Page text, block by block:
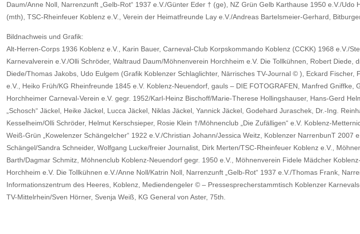
Daum/Anne Noll, Narrenzunft „Gelb-Rot“ 1937 e.V./Günter Eder † (ge), NZ Grün Gelb Karthause 1950 e.V./
(mth), TSC-Rheinfeuer Koblenz e.V., Verein der Heimatfreunde Lay e.V./Andreas Bartelsmeier-Gerhard,
Bildnachweis und Grafik:
Alt-Herren-Corps 1936 Koblenz e.V., Karin Bauer, Carneval-Club Korpskommando Koblenz (CCKK) 1968 e.V./
Karnevalverein e.V./Olli Schröder, Waltraud Daum/Möhnenverein Horchheim e.V. Die Tollkühnen, Robert
Diede/Thomas Jakobs, Udo Eulgem (Grafik Koblenzer Schlaglichter, Närrisches TV-Journal © ), Eckard
e.V., Heiko Früh/KG Rheinfreunde 1845 e.V. Koblenz-Neuendorf, gauls – DIE FOTOGRAFEN, Manfred
Horchheimer Carneval-Verein e.V. gegr. 1952/Karl-Heinz Bischoff/Marie-Therese Hollingshauser, Hans-Gerd
„Schosch“ Jäckel, Heike Jäckel, Lucca Jäckel, Niklas Jäckel, Yannick Jäckel, Godehard Juraschek, Dr.-Ing.
Kesselheim/Olli Schröder, Helmut Kerschsieper, Rosie Klein †/Möhnenclub „Die Zufälligen“ e.V. Koblenz-
Weiß-Grün „Kowelenzer Schängelcher“ 1922 e.V./Christian Johann/Jessica Weitz, Koblenzer NarrenbunT
Schängel/Sandra Schneider, Wolfgang Lucke/freier Journalist, Dirk Merten/TSC-Rheinfeuer Koblenz e.V.,
Barth/Dagmar Schmitz, Möhnenclub Koblenz-Neuendorf gegr. 1950 e.V., Möhnenverein Fidele Mädcher
Horchheim e.V. Die Tollkühnen e.V./Anne Noll/Katrin Noll, Narrenzunft „Gelb-Rot“ 1937 e.V./Thomas Frank,
Informationszentrum des Heeres, Koblenz, Mediendengeler © – Pressesprecherstammtisch Koblenzer
TV-Mittelrhein/Sven Hörner, Svenja Weiß, KG General von Aster, 75th.